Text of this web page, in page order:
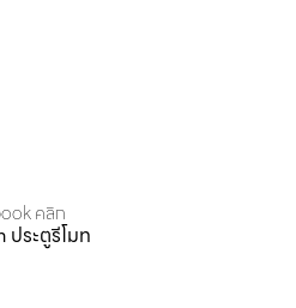
คลิก
ประตูรีโมท